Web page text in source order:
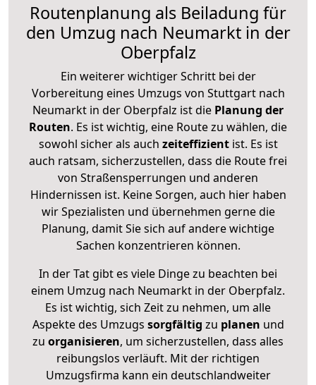
Routenplanung als Beiladung für
den Umzug nach Neumarkt in der
Oberpfalz
Ein weiterer wichtiger Schritt bei der
Vorbereitung eines Umzugs von Stuttgart nach
Neumarkt in der Oberpfalz ist die Planung der
Routen. Es ist wichtig, eine Route zu wählen, die
sowohl sicher als auch zeiteffizientist. Es ist
auch ratsam, sicherzustellen, dass die Route frei
von Straßensperrungen und anderen
Hindernissen ist. Keine Sorgen, auch hier haben
wir Spezialisten und übernehmen gerne die
Planung, damit Sie sich auf andere wichtige
Sachen konzentrieren können.
In der Tat gibt es viele Dinge zu beachten bei
einem Umzug nach Neumarkt in der Oberpfalz.
Es ist wichtig, sich Zeit zu nehmen, um alle
Aspekte des Umzugs sorgfältig zu planen und
zu organisieren, um sicherzustellen, dass alles
reibungslos verläuft. Mit der richtigen
Umzugsfirma kann ein deutschlandweiter